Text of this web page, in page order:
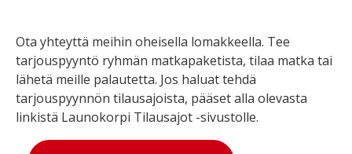
Ota yhteyttä meihin oheisella lomakkeella. Tee
tarjouspyyntö ryhmän matkapaketista, tilaa matka tai
lähetä meille palautetta. Jos haluat tehdä
tarjouspyynnön tilausajoista, pääset alla olevasta
linkistä Launokorpi Tilausajot -sivustolle.